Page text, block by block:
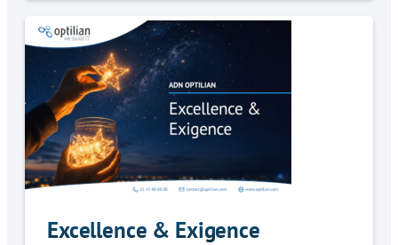
Excellence & Exigence